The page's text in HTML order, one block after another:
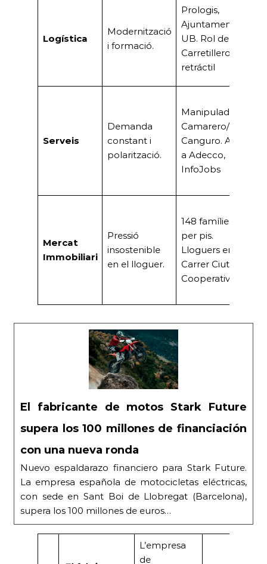
Logística
Modernització
i formació.
Prologis,
Ajuntament,
UB. Rol de
Carretillero/a
retráctil
Serveis
Demanda
constant i
polarització.
Manipulador/a,
Camarero/a,
Canguro. Altes
a Adecco,
InfoJobs
Mercat
Immobiliari
Pressió
insostenible
en el lloguer.
148 famílies
per pis.
Lloguers en
Carrer Ciutat
Cooperativa
El fabricante de motos Stark Future
supera los 100 millones de financiación
con una nueva ronda
Nuevo espaldarazo financiero para Stark Future.
La empresa española de motocicletas eléctricas,
con sede en Sant Boi de Llobregat (Barcelona),
supera los 100 millones de euros…
L’empresa
de